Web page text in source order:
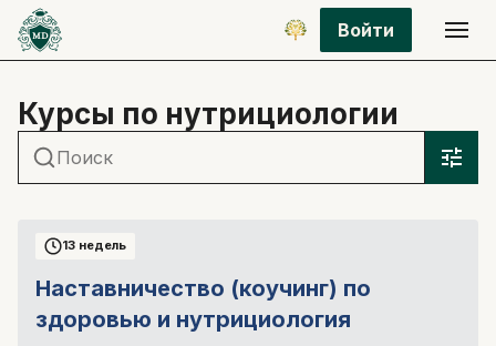
Войти
Курсы по нутрициологии
13 недель
Наставничество (коучинг) по
здоровью и нутрициология